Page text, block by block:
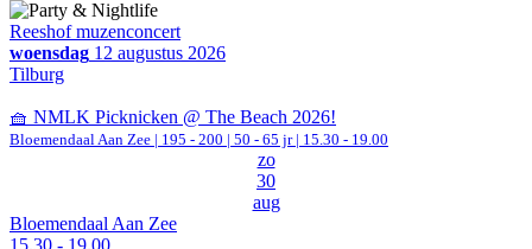
Reeshof muzenconcert
woensdag 12 augustus 2026
Tilburg
🧺 NMLK Picknicken @ The Beach 2026!
Bloemendaal Aan Zee | 195 - 200 | 50 - 65 jr | 15.30 - 19.00
zo
30
aug
Bloemendaal Aan Zee
15.30 - 19.00